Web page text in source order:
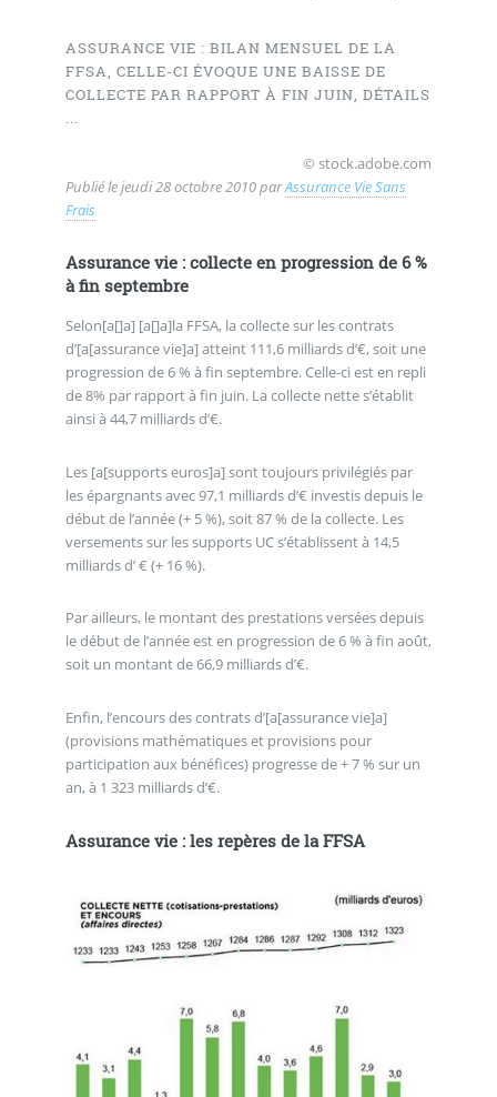
ASSURANCE VIE : BILAN MENSUEL DE LA
FFSA, CELLE-CI ÉVOQUE UNE BAISSE DE
COLLECTE PAR RAPPORT À FIN JUIN, DÉTAILS
...
© stock.adobe.com
Publié lejeudi 28 octobre 2010parAssurance Vie Sans
Frais
Assurance vie : collecte en progression de 6 %
à fin septembre
Selon[a[]a] [a[]a]la FFSA, la collecte sur les contrats
d’[a[assurance vie]a] atteint 111,6 milliards d’€, soit une
progression de 6 % à fin septembre. Celle-ci est en repli
de 8% par rapport à fin juin. La collecte nette s’établit
ainsi à 44,7 milliards d’€.
Les [a[supports euros]a] sont toujours privilégiés par
les épargnants avec 97,1 milliards d’€ investis depuis le
début de l’année (+ 5 %), soit 87 % de la collecte. Les
versements sur les supports UC s’établissent à 14,5
milliards d’ € (+ 16 %).
Par ailleurs, le montant des prestations versées depuis
le début de l’année est en progression de 6 % à fin août,
soit un montant de 66,9 milliards d’€.
Enfin, l’encours des contrats d’[a[assurance vie]a]
(provisions mathématiques et provisions pour
participation aux bénéfices) progresse de + 7 % sur un
an, à 1 323 milliards d’€.
Assurance vie : les repères de la FFSA